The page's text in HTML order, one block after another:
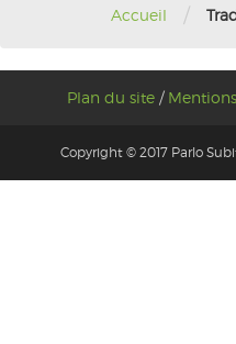
Accueil /
Plan du site /
Copyright © 2017 Parlo